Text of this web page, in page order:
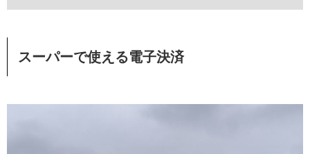
スーパーで使える電子決済